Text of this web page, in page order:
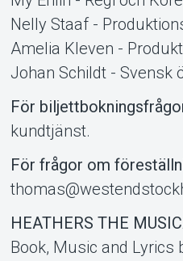
Nelly Staaf -
Amelia Kleven -
Johan Schildt - Svensk
För
kundtjänst.
För frågor om
HEATHERS THE
Book, Music and Lyrics